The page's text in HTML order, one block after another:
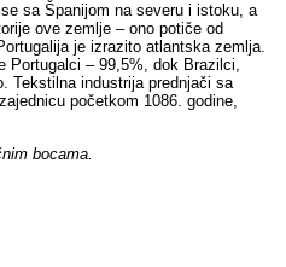
sa Španijom na severu i istoku, a
ove zemlje – ono potiče od
je izrazito atlantska zemlja.
Portugalci – 99,5%, dok Brazilci,
Tekstilna industrija prednjači sa
početkom 1086. godine,
bocama.